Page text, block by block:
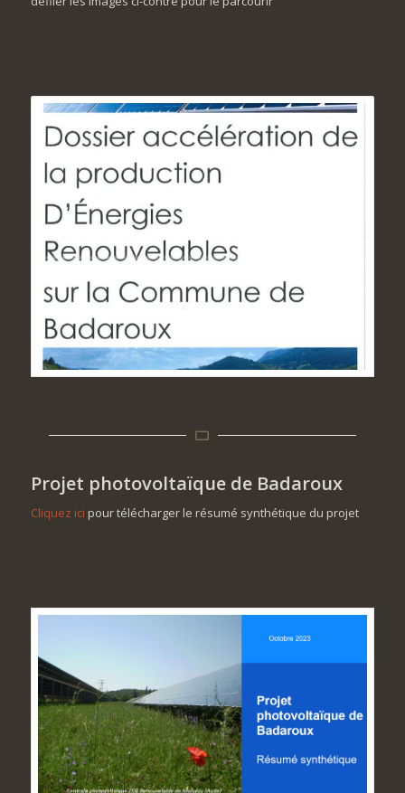
Projet photovoltaïque de Badaroux
Cliquez ici pour télécharger le résumé synthétique du projet